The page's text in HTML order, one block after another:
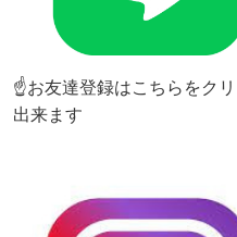
☝お友達登録はこちらをク
出来ます